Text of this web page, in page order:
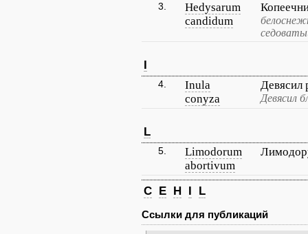
3.
Hedysarum
candidum
I
4.
Inula
conyza
Девясил
Девясил
L
5.
Limodorum
abortivum
C E H I L
Ссылки для публикаций